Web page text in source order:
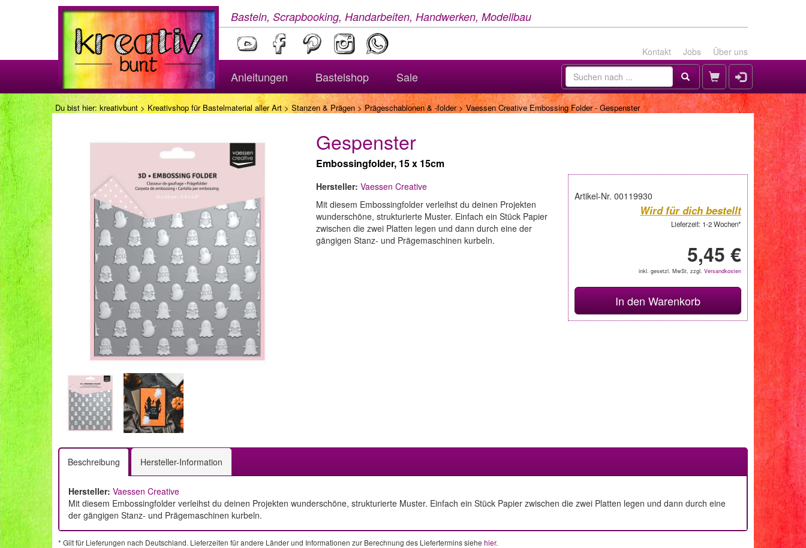
Basteln, Scrapbooking, Handarbeiten, Handwerken, Modellbau
Kontakt Jobs Über uns
Anleitungen Bastelshop Sale
Du bist hier: kreativbunt > Kreativshop für Bastelmaterial aller Art> Stanzen & Prägen >Prägeschablonen & -folder> Vaessen Creative Embossing Folder - Gespenster
Gespenster
Embossingfolder, 15 x 15cm
Artikel-Nr. 00119930
Wird für dich bestellt
Lieferzeit: 1-2 Wochen*
5,45 €
inkl. gesetzl. MwSt, zzgl. Versandkosten
In den Warenkorb
Hersteller: Vaessen Creative
Mit diesem Embossingfolder verleihst du deinen Projekten
wunderschöne, strukturierte Muster. Einfach ein Stück Papier
zwischen die zwei Platten legen und dann durch eine der
gängigen Stanz- und Prägemaschinen kurbeln.
Beschreibung Hersteller-Information
Hersteller: Vaessen Creative
Mit diesem Embossingfolder verleihst du deinen Projekten wunderschöne, strukturierte Muster. Einfach ein Stück Papier zwischen die zwei Platten legen und dann durch eine
der gängigen Stanz- und Prägemaschinen kurbeln.
* Gilt für Lieferungen nach Deutschland. Lieferzeiten für andere Länder und Informationen zur Berechnung des Liefertermins siehe hier.